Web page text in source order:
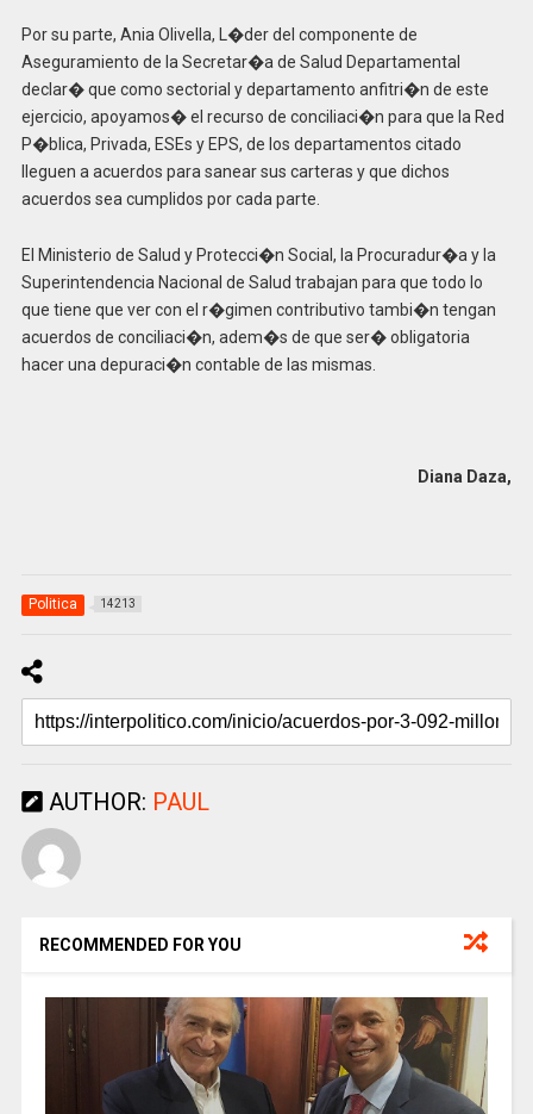
Por su parte, Ania Olivella, L�der del componente de
Aseguramiento de la Secretar�a de Salud Departamental
declar� que como sectorial y departamento anfitri�n de este
ejercicio, apoyamos� el recurso de conciliaci�n para que la Red
P�blica, Privada, ESEs y EPS, de los departamentos citado
lleguen a acuerdos para sanear sus carteras y que dichos
acuerdos sea cumplidos por cada parte.
El Ministerio de Salud y Protecci�n Social, la Procuradur�a y la
Superintendencia Nacional de Salud trabajan para que todo lo
que tiene que ver con el r�gimen contributivo tambi�n tengan
acuerdos de conciliaci�n, adem�s de que ser� obligatoria
hacer una depuraci�n contable de las mismas.
Diana Daza,
Politica 14213
AUTHOR: PAUL
RECOMMENDED FOR YOU